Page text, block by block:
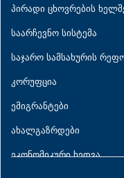
პირადი ცხოვრების
საარჩევნო სისტემა
საჯარო სამსახურის
კორუფცია
ემიგრანტები
ახალგაზრდები
ეკონომიკური ხედვა